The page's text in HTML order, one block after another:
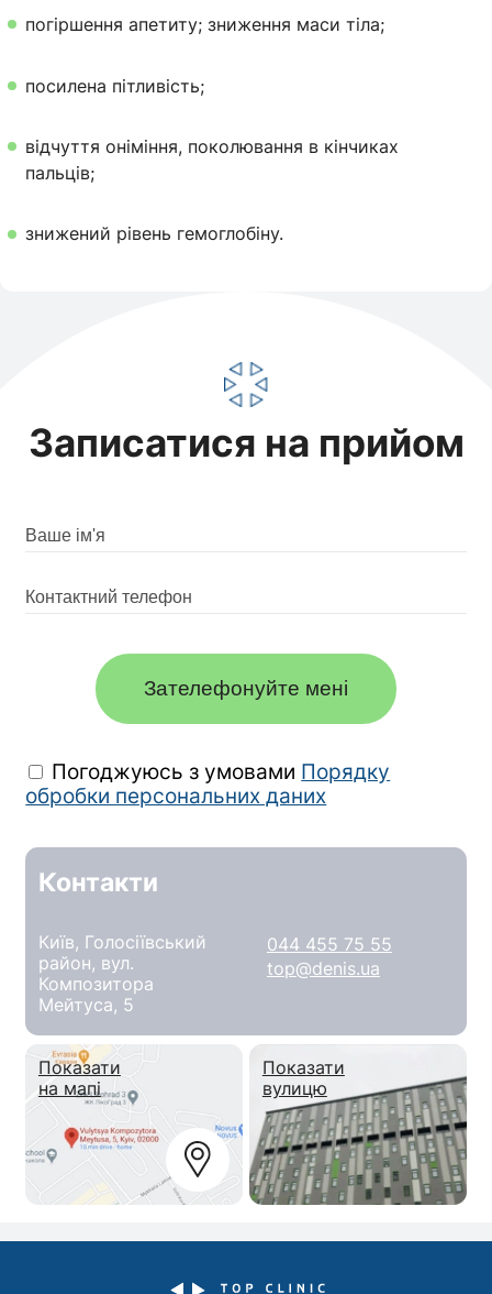
погіршення апетиту; зниження маси тіла;
посилена пітливість;
відчуття оніміння, поколювання в кінчиках
пальців;
знижений рівень гемоглобіну.
Записатися на прийом
Зателефонуйте мені
Погоджуюсь з умовами Порядку
обробки персональних даних
Контакти
Київ, Голосіївський
район, вул.
Композитора
Мейтуса, 5
044 455 75 55
top@denis.ua
Показати
на мапі
Показати
вулицю